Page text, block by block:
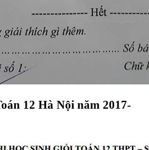
12 Hà Nội năm 2017-